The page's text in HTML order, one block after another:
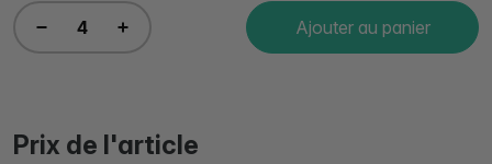
Ajouter au panier
Prix de l'article